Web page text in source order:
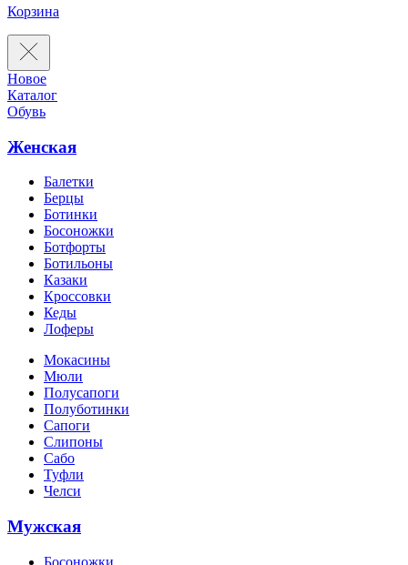
Корзина
Новое
Каталог
Обувь
Женская
Балетки
Берцы
Ботинки
Босоножки
Ботфорты
Ботильоны
Казаки
Кроссовки
Кеды
Лоферы
Мокасины
Мюли
Полусапоги
Полуботинки
Сапоги
Слипоны
Сабо
Туфли
Челси
Мужская
Босоножки